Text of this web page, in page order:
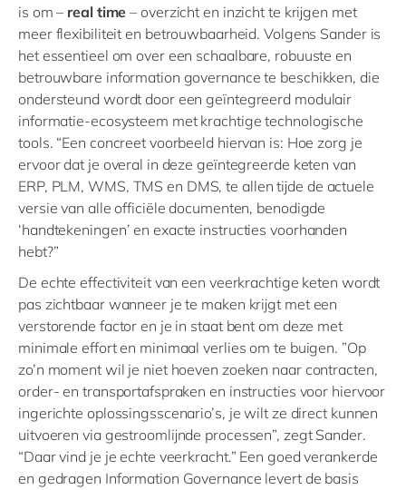
is om – real time – overzicht en inzicht te krijgen met
meer flexibiliteit en betrouwbaarheid. Volgens Sander is
het essentieel om over een schaalbare, robuuste en
betrouwbare information governance te beschikken, die
ondersteund wordt door een geïntegreerd modulair
informatie-ecosysteem met krachtige technologische
tools. “Een concreet voorbeeld hiervan is: Hoe zorg je
ervoor dat je overal in deze geïntegreerde keten van
ERP, PLM, WMS, TMS en DMS, te allen tijde de actuele
versie van alle officiële documenten, benodigde
‘handtekeningen’ en exacte instructies voorhanden
hebt?”
De echte effectiviteit van een veerkrachtige keten wordt
pas zichtbaar wanneer je te maken krijgt met een
verstorende factor en je in staat bent om deze met
minimale effort en minimaal verlies om te buigen. ”Op
zo’n moment wil je niet hoeven zoeken naar contracten,
order- en transportafspraken en instructies voor hiervoor
ingerichte oplossingsscenario’s, je wilt ze direct kunnen
uitvoeren via gestroomlijnde processen”, zegt Sander.
“Daar vind je je echte veerkracht.” Een goed verankerde
en gedragen Information Governance levert de basis